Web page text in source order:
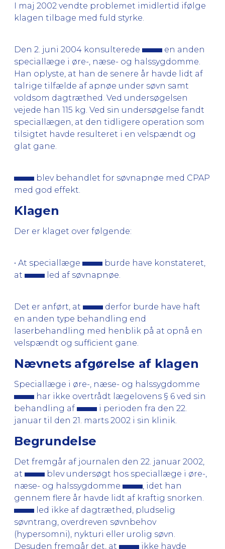
I maj 2002 vendte problemet imidlertid ifølge
klagen tilbage med fuld styrke.
Den 2. juni 2004 konsulterede
en anden
speciallæge i øre-, næse- og halssygdomme.
Han oplyste, at han de senere år havde lidt af
talrige tilfælde af apnøe under søvn samt
voldsom dagtræthed. Ved undersøgelsen
vejede han 115 kg. Ved sin undersøgelse fandt
speciallægen, at den tidligere operation som
tilsigtet havde resulteret i en velspændt og
glat gane.
blev behandlet for søvnapnøe med CPAP
med god effekt.
Klagen
Der er klaget over følgende:
• At speciallæge
burde have konstateret,
at
led af søvnapnøe.
Det er anført, at
derfor burde have haft
en anden type behandling end
laserbehandling med henblik på at opnå en
velspændt og sufficient gane.
Nævnets afgørelse af klagen
Speciallæge i øre-, næse- og halssygdomme
har ikke overtrådt lægelovens § 6 ved sin
behandling af
i perioden fra den 22.
januar til den 21. marts 2002 i sin klinik.
Begrundelse
Det fremgår af journalen den 22. januar 2002,
at
blev undersøgt hos speciallæge i øre-,
næse- og halssygdomme
, idet han
gennem flere år havde lidt af kraftig snorken.
led ikke af dagtræthed, pludselig
søvntrang, overdreven søvnbehov
(hypersomni), nykturi eller urolig søvn.
Desuden fremgår det, at
ikke havde